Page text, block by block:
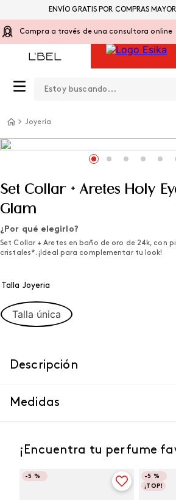
Compra a través de una consultora online
ENVÍO GRATIS POR COMPRAS
Joyería
Set Collar + Aretes Holy
Glam
¿Por qué elegirlo?
Set Collar + Aretes en baño de oro de 24k, con
cristales*. ¡Ideal para complementar tu look!
Talla Joyeria
Talla única
Descripción
Medidas
¡Encuentra tu perfume
-5 % -5 %
¡TOP!